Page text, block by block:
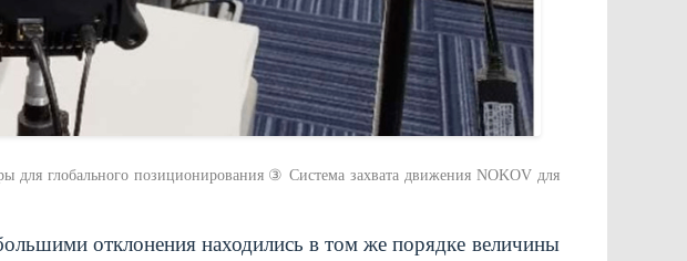
глобального позиционирования ③ Система захвата движения NOKOV для
отклонения находились в том же порядке величины